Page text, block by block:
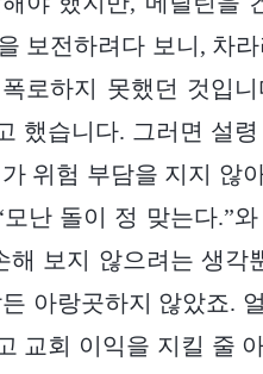
보전하려다 보니, 차
로하지 못했던 것입
했습니다. 그러면 설
위험 부담을 지지 않
난 돌이 정 맞는다.”
보지 않으려는 생각
아랑곳하지 않았죠.
교회 이익을 지킬 줄 아